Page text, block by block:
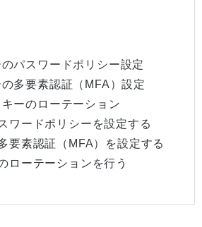
のパスワードポリシー設定
の多要素認証（MFA）設定
キーのローテーション
ワードポリシーを設定する
要素認証（MFA）を設定する
ローテーションを行う